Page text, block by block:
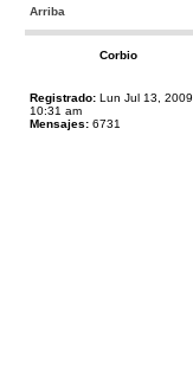
Arriba
Corbio
Registrado: Lun Jul 13, 2009
10:31 am
Mensajes: 6731